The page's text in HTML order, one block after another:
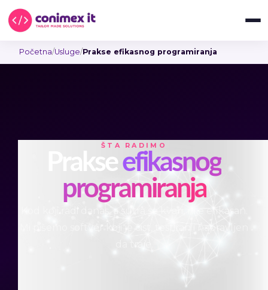
Početna/Usluge/Prakse efikasnog programiranja
ŠTA RADIMO
Prakse efikasnog
programiranja